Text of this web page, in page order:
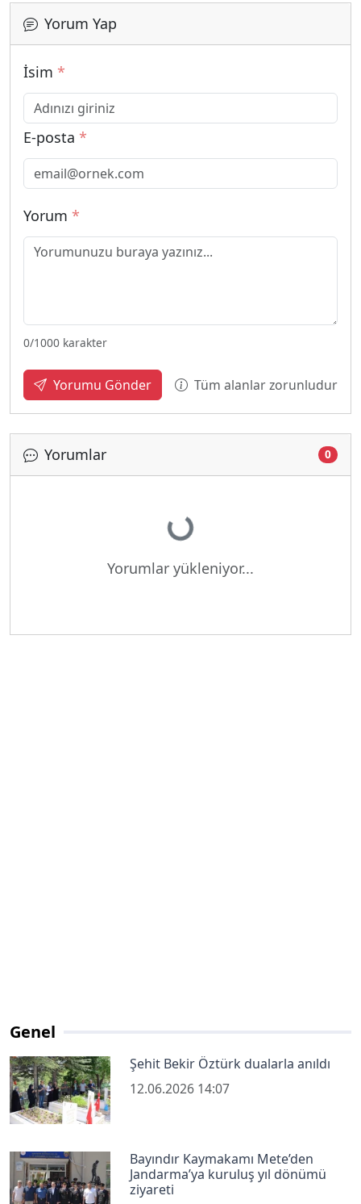
Yorum Yap
İsim *
E-posta *
Yorum *
0/1000 karakter
Yorumu Gönder Tüm alanlar zorunludur
Yorumlar 0
Yükleniyor...
Yorumlar yükleniyor...
Genel
Şehit Bekir Öztürk dualarla anıldı
12.06.2026 14:07
Bayındır Kaymakamı Mete’den
Jandarma’ya kuruluş yıl dönümü
ziyareti